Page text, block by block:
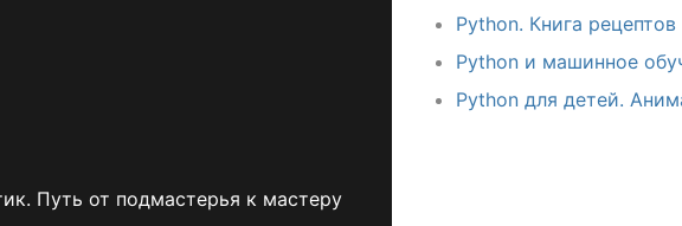
Путь от подмастерья к мастеру
Python. Книга рецептов
Python и машинное
Python для детей.